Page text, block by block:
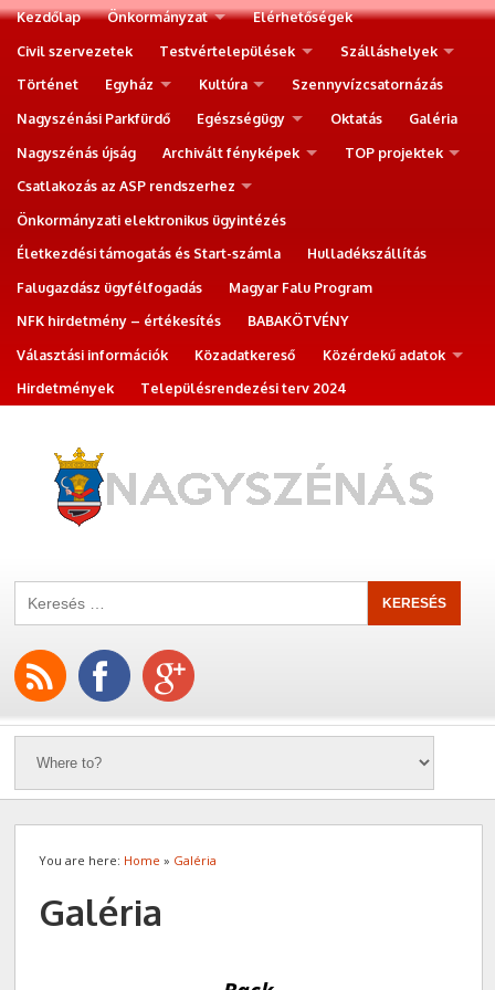
Kezdőlap Önkormányzat
Elérhetőségek
Civil szervezetek
Testvértelepülések
Szálláshelyek
Történet
Egyház Kultúra
Szennyvízcsatornázás
Nagyszénási Parkfürdő
Egészségügy Oktatás
Galéria
Nagyszénás újság
Archivált fényképek
TOP projektek
Csatlakozás az ASP rendszerhez
Önkormányzati elektronikus ügyintézés
Életkezdési támogatás és Start-számla
Hulladékszállítás
Falugazdász ügyfélfogadás
Magyar Falu Program
NFK hirdetmény – értékesítés
BABAKÖTVÉNY
Választási információk
Közadatkereső
Közérdekű adatok
Hirdetmények
Településrendezési terv 2024
You are here: Home » Galéria
Galéria